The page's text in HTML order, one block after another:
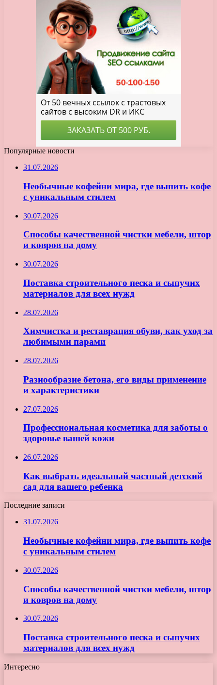
Популярные новости
31.07.2026
Необычные кофейни мира, где выпить кофе
с уникальным стилем
30.07.2026
Способы качественной чистки мебели, штор
и ковров на дому
30.07.2026
Поставка строительного песка и сыпучих
материалов для всех нужд
28.07.2026
Химчистка и реставрация обуви, как уход за
любимыми парами
28.07.2026
Разнообразие бетона, его виды применение
и характеристики
27.07.2026
Профессиональная косметика для заботы о
здоровье вашей кожи
26.07.2026
Как выбрать идеальный частный детский
сад для вашего ребенка
Последние записи
31.07.2026
Необычные кофейни мира, где выпить кофе
с уникальным стилем
30.07.2026
Способы качественной чистки мебели, штор
и ковров на дому
30.07.2026
Поставка строительного песка и сыпучих
материалов для всех нужд
Интересно